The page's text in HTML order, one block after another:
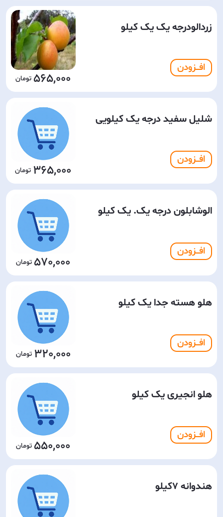
‌زردالودرجه یک یک کیلو
افـــزودن
565,000
شلیل سفید درجه یک کیلویی
افـــزودن
365,000
الوشابلون درجه یک. یک کیلو
افـــزودن
570,000
هلو هسته جدا یک کیلو
افـــزودن
320,000
هلو انجیری یک کیلو
افـــزودن
550,000
هندوانه 7کیلو